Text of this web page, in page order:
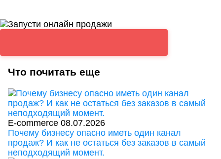
Что почитать еще
E-commerce 08.07.2026
Почему бизнесу опасно иметь один канал
продаж? И как не остаться без заказов в самый
неподходящий момент.